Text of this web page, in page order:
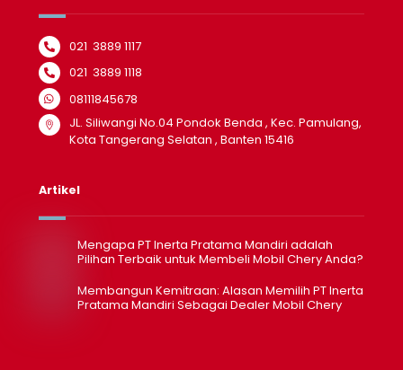
021 3889 1117
021 3889 1118
08111845678
JL. Siliwangi No.04 Pondok Benda , Kec. Pamulang,
Kota Tangerang Selatan , Banten 15416
Artikel
Mengapa PT Inerta Pratama Mandiri adalah
Pilihan Terbaik untuk Membeli Mobil Chery Anda?
Membangun Kemitraan: Alasan Memilih PT Inerta
Pratama Mandiri Sebagai Dealer Mobil Chery